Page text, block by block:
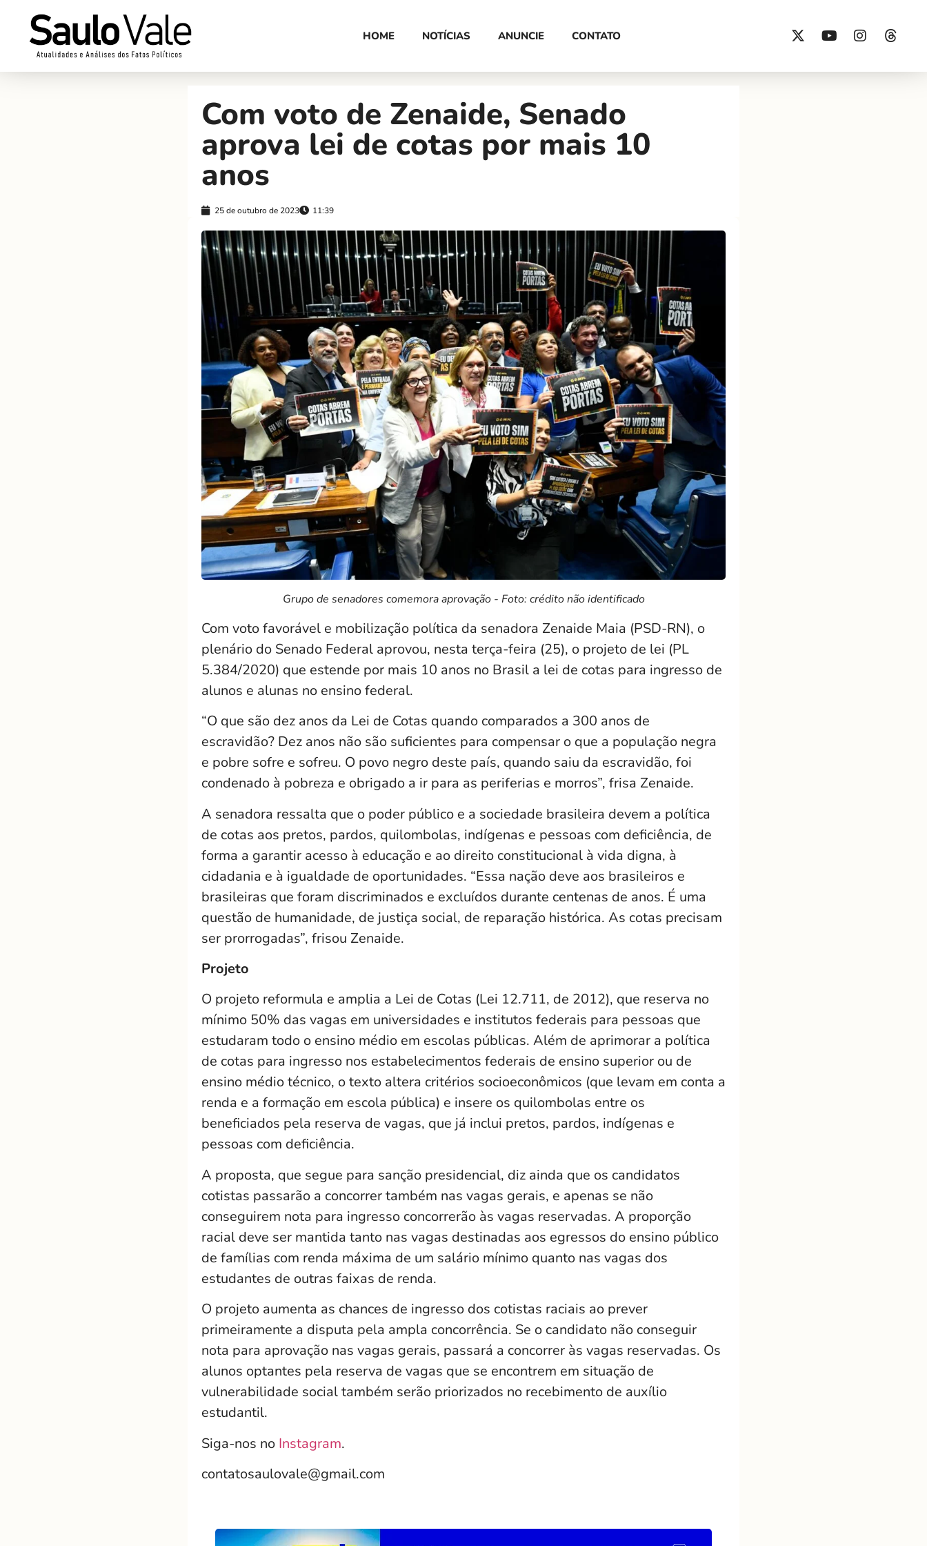
HOME NOTÍCIAS ANUNCIE CONTATO
Com voto de Zenaide, Senado
aprova lei de cotas por mais 10
anos
25 de outubro de 2023 11:39
Grupo de senadores comemora aprovação - Foto: crédito não identificado
Com voto favorável e mobilização política da senadora Zenaide Maia (PSD-RN), o
plenário do Senado Federal aprovou, nesta terça-feira (25), o projeto de lei (PL
5.384/2020) que estende por mais 10 anos no Brasil a lei de cotas para ingresso de
alunos e alunas no ensino federal.
“O que são dez anos da Lei de Cotas quando comparados a 300 anos de
escravidão? Dez anos não são suficientes para compensar o que a população negra
e pobre sofre e sofreu. O povo negro deste país, quando saiu da escravidão, foi
condenado à pobreza e obrigado a ir para as periferias e morros”, frisa Zenaide.
A senadora ressalta que o poder público e a sociedade brasileira devem a política
de cotas aos pretos, pardos, quilombolas, indígenas e pessoas com deficiência, de
forma a garantir acesso à educação e ao direito constitucional à vida digna, à
cidadania e à igualdade de oportunidades. “Essa nação deve aos brasileiros e
brasileiras que foram discriminados e excluídos durante centenas de anos. É uma
questão de humanidade, de justiça social, de reparação histórica. As cotas precisam
ser prorrogadas”, frisou Zenaide.
Projeto
O projeto reformula e amplia a Lei de Cotas (Lei 12.711, de 2012), que reserva no
mínimo 50% das vagas em universidades e institutos federais para pessoas que
estudaram todo o ensino médio em escolas públicas. Além de aprimorar a política
de cotas para ingresso nos estabelecimentos federais de ensino superior ou de
ensino médio técnico, o texto altera critérios socioeconômicos (que levam em conta a
renda e a formação em escola pública) e insere os quilombolas entre os
beneficiados pela reserva de vagas, que já inclui pretos, pardos, indígenas e
pessoas com deficiência.
A proposta, que segue para sanção presidencial, diz ainda que os candidatos
cotistas passarão a concorrer também nas vagas gerais, e apenas se não
conseguirem nota para ingresso concorrerão às vagas reservadas. A proporção
racial deve ser mantida tanto nas vagas destinadas aos egressos do ensino público
de famílias com renda máxima de um salário mínimo quanto nas vagas dos
estudantes de outras faixas de renda.
O projeto aumenta as chances de ingresso dos cotistas raciais ao prever
primeiramente a disputa pela ampla concorrência. Se o candidato não conseguir
nota para aprovação nas vagas gerais, passará a concorrer às vagas reservadas. Os
alunos optantes pela reserva de vagas que se encontrem em situação de
vulnerabilidade social também serão priorizados no recebimento de auxílio
estudantil.
Siga-nos no Instagram.
contatosaulovale@gmail.com